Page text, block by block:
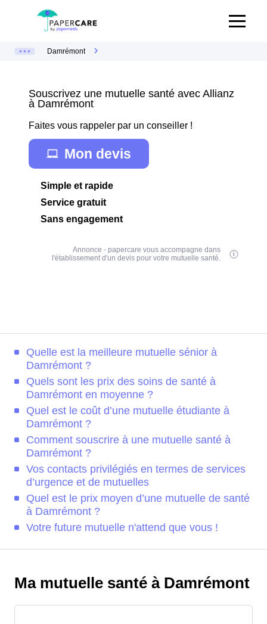
Damrémont
Souscrivez une mutuelle santé avec Allianz
à Damrémont
Faites vous rappeler par un conseiller !
Mon devis
Simple et rapide
Service gratuit
Sans engagement
Annonce - papercare vous accompagne dans
l'établissement d'un devis pour votre mutuelle santé.
Quelle est la meilleure mutuelle sénior à
Damrémont ?
Quels sont les prix des soins de santé à
Damrémont en moyenne ?
Quel est le coût d’une mutuelle étudiante à
Damrémont ?
Comment souscrire à une mutuelle santé à
Damrémont ?
Vos contacts privilégiés en termes de services
d’urgence et de mutuelles
Quel est le prix moyen d’une mutuelle de santé
à Damrémont ?
Votre future mutuelle n'attend que vous !
Ma mutuelle santé à Damrémont